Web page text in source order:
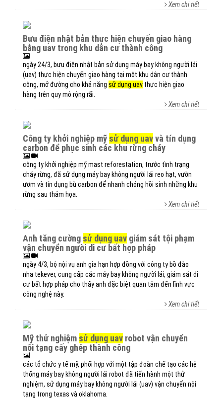
Xem chi tiết
bưu điện nhật bản thực hiện chuyến giao hàng
bằng uav trong khu dân cư thành công
ngày 24/3, bưu điện nhật bản sử dụng máy bay không người lái
(uav) thực hiện chuyến giao hàng tại một khu dân cư thành
công, mở đường cho khả năng sử dụng uav thực hiện giao
hàng trên quy mô rộng rãi.
Xem chi tiết
công ty khởi nghiệp mỹ sử dụng uavvà tín dụng
carbon để phục sinh các khu rừng cháy
công ty khởi nghiệp mỹ mast reforestation, trước tình trạng
cháy rừng, đã sử dụng máy bay không người lái reo hạt, vườn
ươm và tín dụng bù carbon để nhanh chóng hồi sinh những khu
rừng sau thảm họa.
Xem chi tiết
anh tăng cường sử dụng uav giám sát tội phạm
vận chuyển người di cư bất hợp pháp
ngày 4/3, bộ nội vụ anh gia hạn hợp đồng với công ty bồ đào
nha tekever, cung cấp các máy bay không người lái, giám sát di
cư bất hợp pháp cho thấy anh đặc biệt quan tâm đến lĩnh vực
công nghệ này.
Xem chi tiết
mỹ thử nghiệm sử dụng uav robot vận chuyển
nội tạng cấy ghép thành công
các tổ chức y tế mỹ, phối hợp với một tập đoàn chế tạo các hệ
thống máy bay không người lái robot đã tiến hành một thử
nghiệm, sử dụng máy bay không người lái (uav) vận chuyển nội
tạng trong texas và oklahoma.